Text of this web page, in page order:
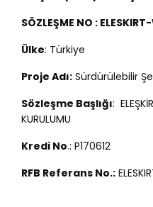
SÖZLEŞME NO :
Ülke: Türkiye
Proje Adı: Sürdürülebilir
Sözleşme Başlığı:
KURULUMU
Kredi No.: P170612
RFB Referans No.: